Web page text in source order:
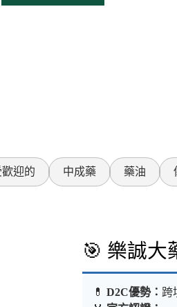
迎的 中成藥 藥油
🎯 樂誠大
💊 D2C優勢： 跨